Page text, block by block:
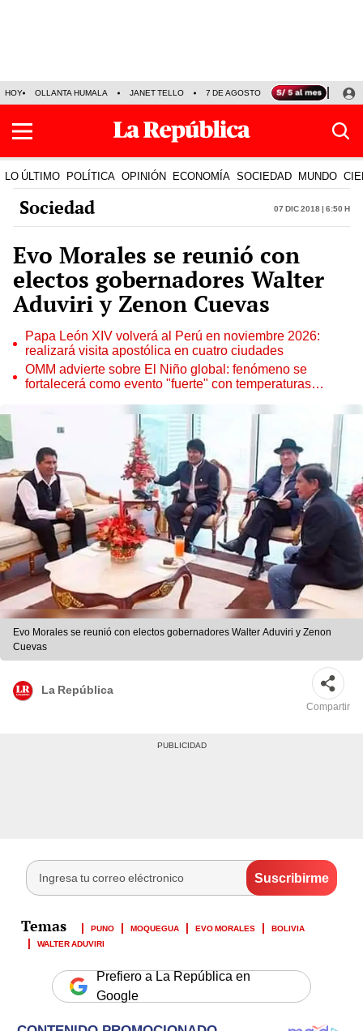
HOY OLLANTA HUMALA JANET TELLO 7 DE AGOSTO TINKA RESULTADOS
LO ÚLTIMO POLÍTICA OPINIÓN ECONOMÍA SOCIEDAD MUNDO
Sociedad 07 Dic 2018 | 6:50 h
Evo Morales se reunió con
electos gobernadores Walter
Aduviri y Zenon Cuevas
Papa León XIV volverá al Perú en noviembre 2026:
realizará visita apostólica en cuatro ciudades
OMM advierte sobre El Niño global: fenómeno se
fortalecerá como evento "fuerte" con temperaturas
Evo Morales se reunió con electos gobernadores Walter Aduviri y Zenon
Cuevas
La República
Compartir
PUNO MOQUEGUA EVO MORALES
BOLIVIA
WALTER ADUVIRI
Prefiero a La República en
Google